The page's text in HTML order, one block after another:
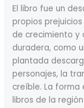
El libro fue un
propios
de crecimiento y
duradera, como
plantada
personajes, la
creíble. La forma
libros de la